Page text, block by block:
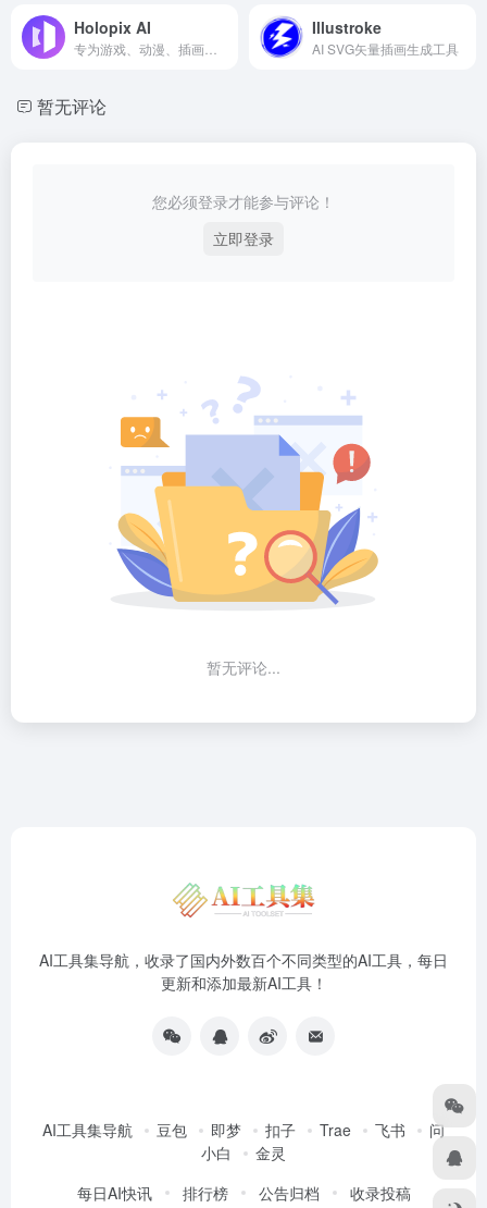
Holopix AI Illustroke
AI SVG矢量插画生成工具
暂无评论
您必须登录才能参与评论！
立即登录
暂无评论...
AI工具集导航，收录了国内外数百个不同类型的AI工具，每日
更新和添加最新AI工具！
AI工具集导航 豆包 即梦 扣子 Trae 飞书
问
小白
金灵
每日AI快讯
排行榜 公告归档 收录投稿